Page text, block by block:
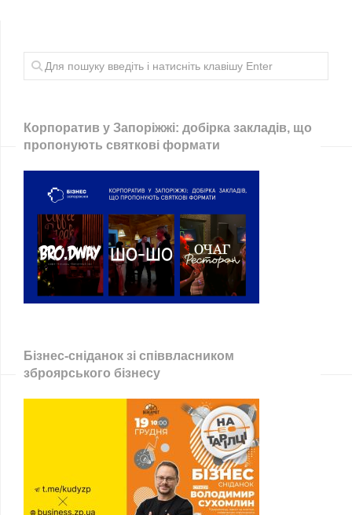
Корпоратив у Запоріжжі: добірка закладів, що
пропонують святкові формати
Бізнес-сніданок зі співвласником
зброярського бізнесу